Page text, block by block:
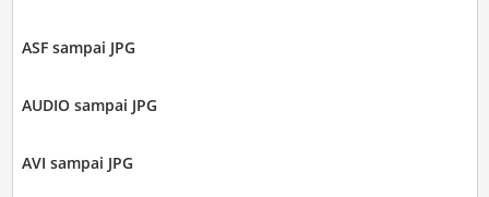
ASF sampai JPG
AUDIO sampai JPG
AVI sampai JPG